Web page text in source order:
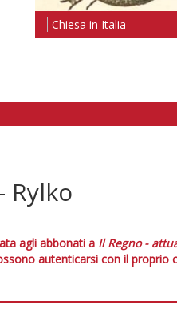
Chiesa in Italia
Rylko
agli abbonati a Il Regno -
autenticarsi con il proprio